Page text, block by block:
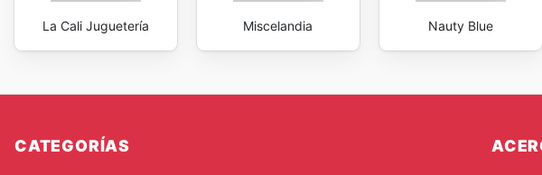
La Cali Juguetería Miscelandia Nauty Blue
CATEGORÍAS